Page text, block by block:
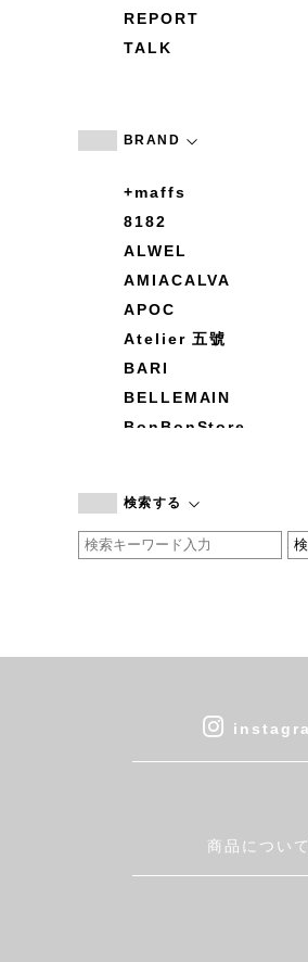
REPORT
TALK
BRAND
+maffs
8182
ALWEL
AMIACALVA
APOC
Atelier 五號
BARI
BELLEMAIN
BonBonStore
by basics
CATWORTH
cohan
DEAN & DELUCA
Fatima Morocco
検索する
商品につい